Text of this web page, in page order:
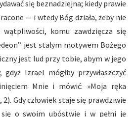
się beznadziejna; kiedy prawie
— i wtedy Bóg działa, żeby nie
wątpliwości, komu zawdzięcza się
jest stałym motywem Bożego
jest lud przy tobie, abym w jego
gdyż Izrael mógłby przywłaszczyć
Mnie i mówić: »Moja ręka
2). Gdy człowiek staje się prawdziwie
o swoim ubóstwie i w pełni je